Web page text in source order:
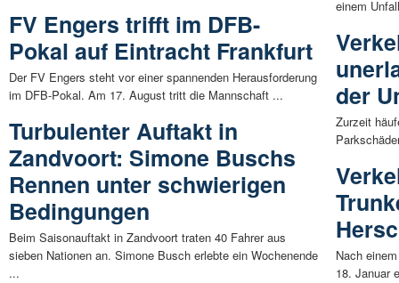
FV Engers trifft im DFB-
Pokal auf Eintracht Frankfurt
Der FV Engers steht vor einer spannenden Herausforderung
im DFB-Pokal. Am 17. August tritt die Mannschaft ...
Turbulenter Auftakt in
Zandvoort: Simone Buschs
Rennen unter schwierigen
Bedingungen
Beim Saisonauftakt in Zandvoort traten 40 Fahrer aus
sieben Nationen an. Simone Busch erlebte ein Wochenende
...
einem
der
Zurzeit
Nach
18. Januar